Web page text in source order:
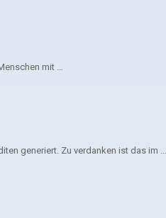
mit …
generiert. Zu verdanken ist das im …